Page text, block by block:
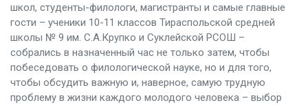
школ, студенты-филологи, магистранты и самые главные
гости – ученики 10-11 классов Тираспольской средней
школы № 9 им. С.А.Крупко и Суклейской РСОШ –
собрались в назначенный час не только затем, чтобы
побеседовать о филологической науке, но и для того,
чтобы обсудить важную и, наверное, самую трудную
проблему в жизни каждого молодого человека – выбор